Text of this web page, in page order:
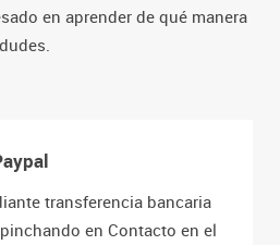
en aprender de qué manera
transferencia bancaria
en Contacto en el